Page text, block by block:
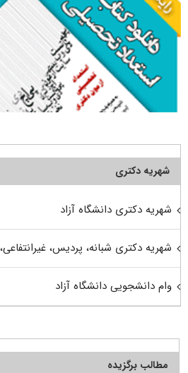
شهریه دکتری
شهریه دکتری دانشگاه آزاد
شهریه دکتری شبانه، پردیس،
وام دانشجویی دانشگاه آزاد
مطالب برگزیده